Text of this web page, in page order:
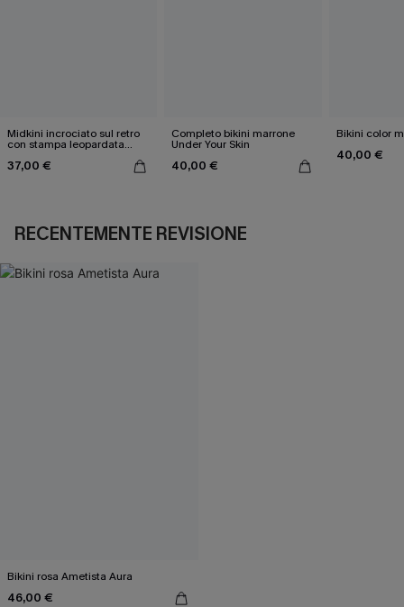
Midkini incrociato sul retro
con stampa leopardata
37,00 €
Completo bikini marrone
Under Your Skin
40,00 €
Bikini color
40,00 €
RECENTEMENTE REVISIONE
Bikini rosa Ametista Aura
46,00 €